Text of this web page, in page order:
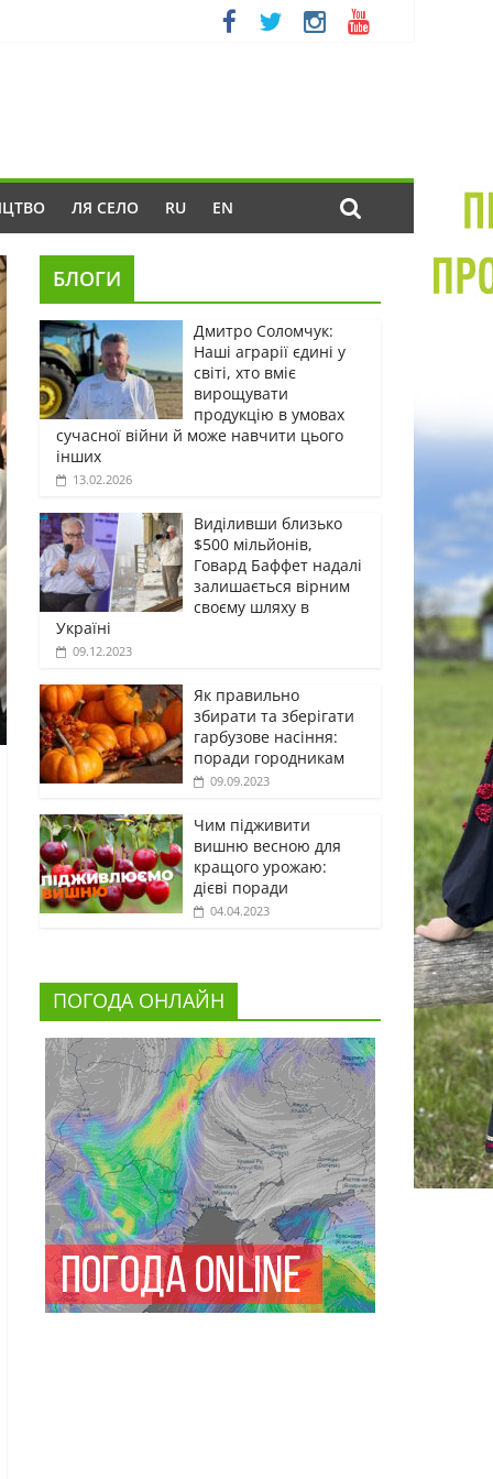
ЛЯ СЕЛО RU EN
БЛОГИ
Дмитро Соломчук:
Наші аграрії єдині у
світі, хто вміє
вирощувати
продукцію в умовах
сучасної війни й може навчити цього
інших
13.02.2026
Виділивши близько
$500 мільйонів,
Говард Баффет надалі
залишається вірним
своєму шляху в
Україні
09.12.2023
Як правильно
збирати та зберігати
гарбузове насіння:
поради городникам
09.09.2023
Чим підживити
вишню весною для
кращого урожаю:
дієві поради
04.04.2023
ПОГОДА ОНЛАЙН